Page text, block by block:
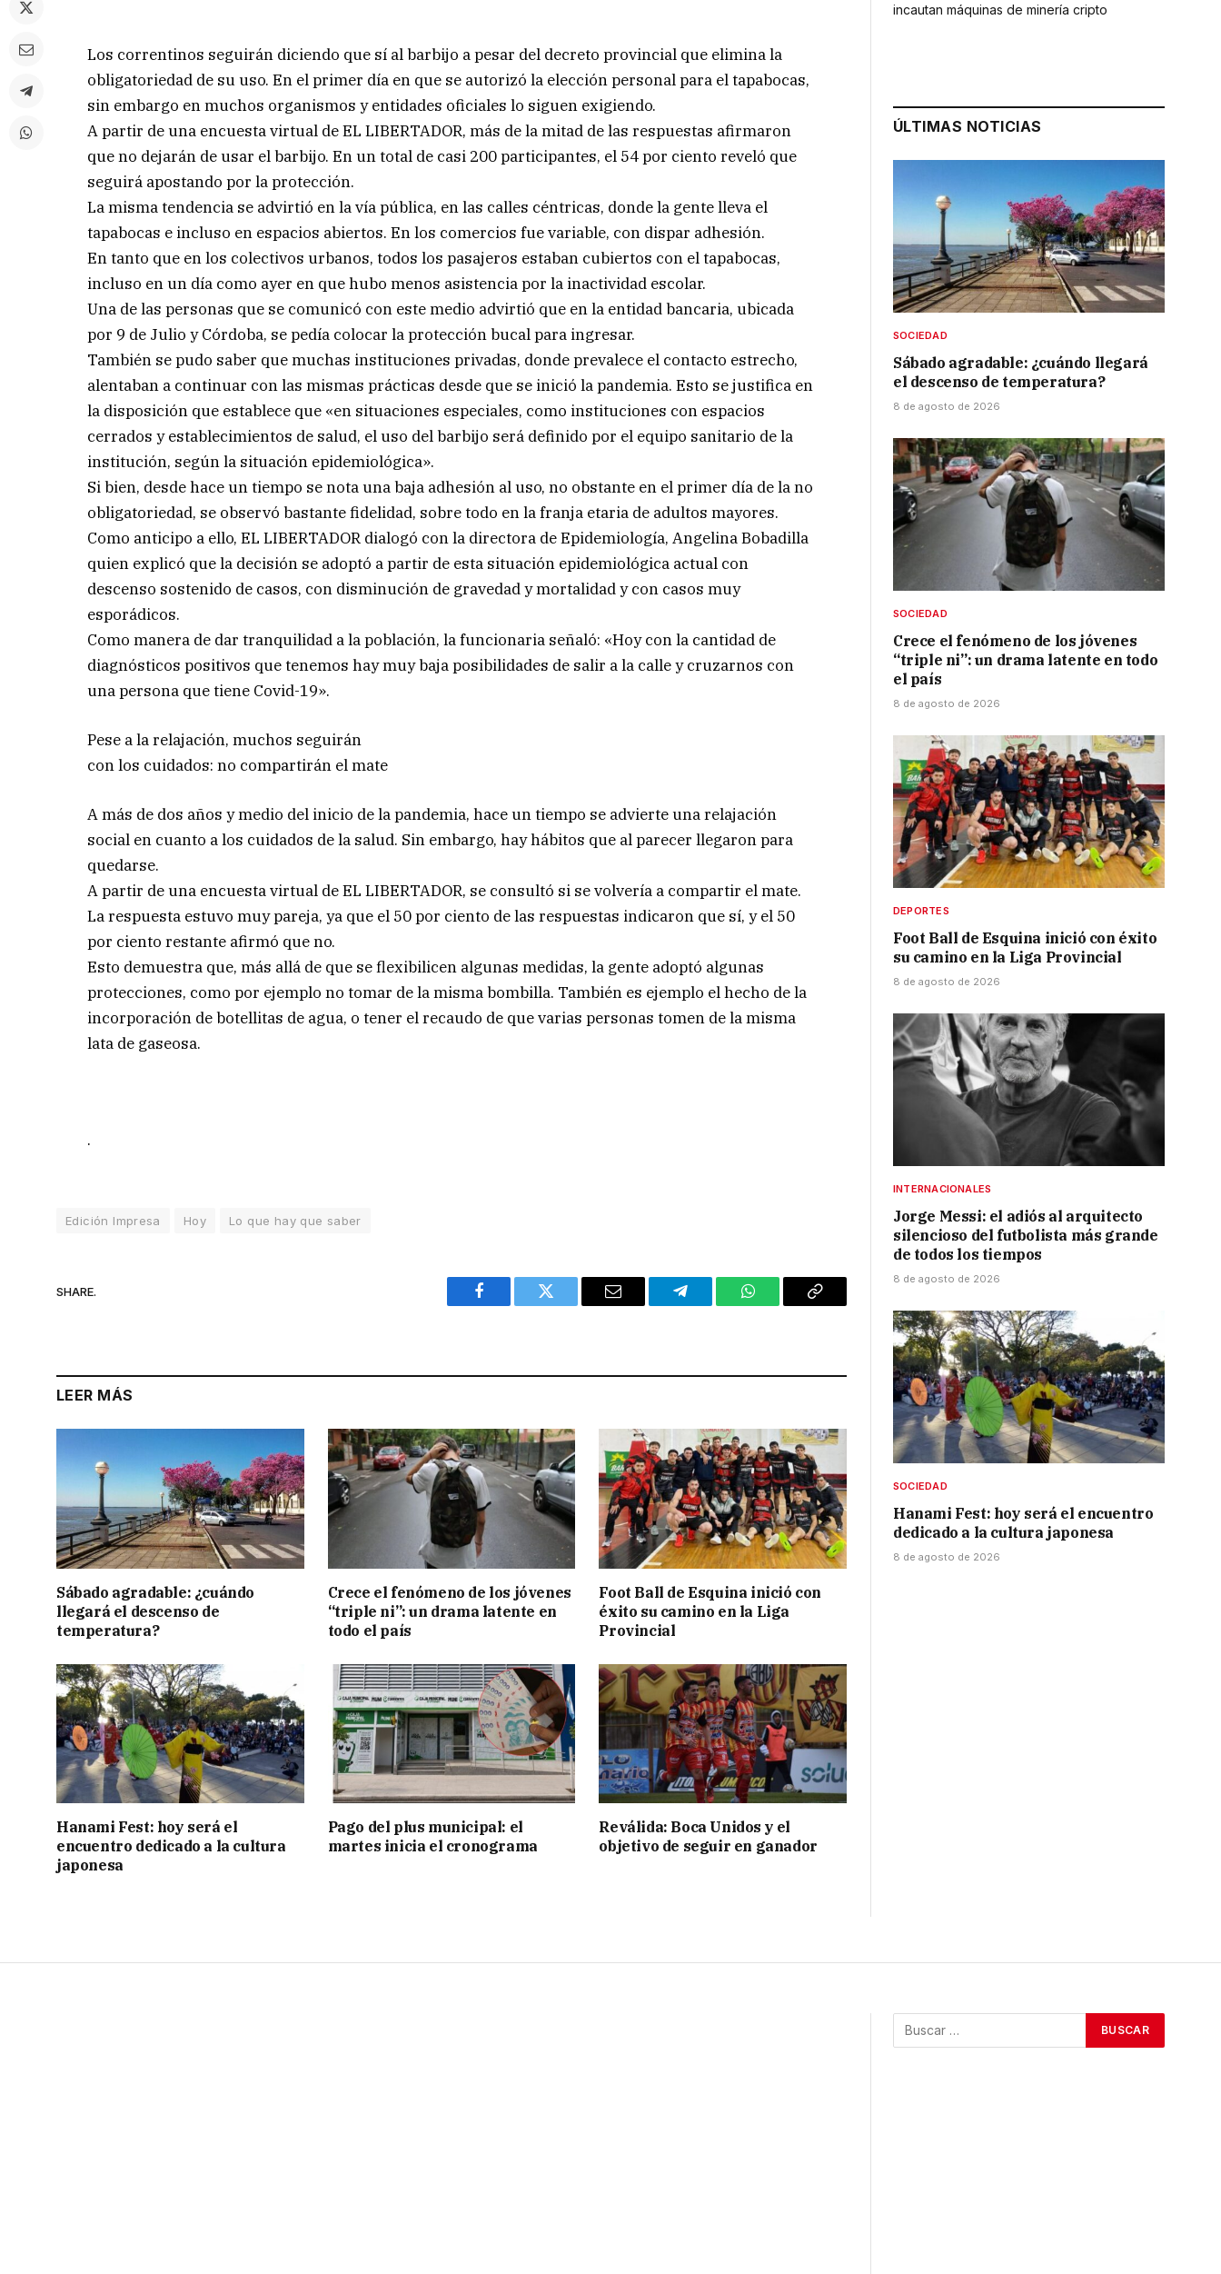
Los correntinos seguirán diciendo que sí al barbijo a pesar del decreto provincial que elimina la
obligatoriedad de su uso. En el primer día en que se autorizó la elección personal para el tapabocas,
sin embargo en muchos organismos y entidades oficiales lo siguen exigiendo.
A partir de una encuesta virtual de EL LIBERTADOR, más de la mitad de las respuestas afirmaron
que no dejarán de usar el barbijo. En un total de casi 200 participantes, el 54 por ciento reveló que
seguirá apostando por la protección.
La misma tendencia se advirtió en la vía pública, en las calles céntricas, donde la gente lleva el
tapabocas e incluso en espacios abiertos. En los comercios fue variable, con dispar adhesión.
En tanto que en los colectivos urbanos, todos los pasajeros estaban cubiertos con el tapabocas,
incluso en un día como ayer en que hubo menos asistencia por la inactividad escolar.
Una de las personas que se comunicó con este medio advirtió que en la entidad bancaria, ubicada
por 9 de Julio y Córdoba, se pedía colocar la protección bucal para ingresar.
También se pudo saber que muchas instituciones privadas, donde prevalece el contacto estrecho,
alentaban a continuar con las mismas prácticas desde que se inició la pandemia. Esto se justifica en
la disposición que establece que «en situaciones especiales, como instituciones con espacios
cerrados y establecimientos de salud, el uso del barbijo será definido por el equipo sanitario de la
institución, según la situación epidemiológica».
Si bien, desde hace un tiempo se nota una baja adhesión al uso, no obstante en el primer día de la no
obligatoriedad, se observó bastante fidelidad, sobre todo en la franja etaria de adultos mayores.
Como anticipo a ello, EL LIBERTADOR dialogó con la directora de Epidemiología, Angelina Bobadilla
quien explicó que la decisión se adoptó a partir de esta situación epidemiológica actual con
descenso sostenido de casos, con disminución de gravedad y mortalidad y con casos muy
esporádicos.
Como manera de dar tranquilidad a la población, la funcionaria señaló: «Hoy con la cantidad de
diagnósticos positivos que tenemos hay muy baja posibilidades de salir a la calle y cruzarnos con
una persona que tiene Covid-19».
Pese a la relajación, muchos seguirán
con los cuidados: no compartirán el mate
A más de dos años y medio del inicio de la pandemia, hace un tiempo se advierte una relajación
social en cuanto a los cuidados de la salud. Sin embargo, hay hábitos que al parecer llegaron para
quedarse.
A partir de una encuesta virtual de EL LIBERTADOR, se consultó si se volvería a compartir el mate.
La respuesta estuvo muy pareja, ya que el 50 por ciento de las respuestas indicaron que sí, y el 50
por ciento restante afirmó que no.
Esto demuestra que, más allá de que se flexibilicen algunas medidas, la gente adoptó algunas
protecciones, como por ejemplo no tomar de la misma bombilla. También es ejemplo el hecho de la
incorporación de botellitas de agua, o tener el recaudo de que varias personas tomen de la misma
lata de gaseosa.
.
Edición Impresa Hoy Lo que hay que saber
SHARE.
Facebook Twitter Email Telegram WhatsAppCopy
LEER MÁS
Sábado agradable: ¿cuándo
llegará el descenso de
temperatura?
Crece el fenómeno de los jóvenes
“triple ni”: un drama latente en
todo el país
Foot Ball de Esquina inició con
éxito su camino en la Liga
Provincial
Hanami Fest: hoy será el
encuentro dedicado a la cultura
japonesa
Pago del plus municipal: el
martes inicia el cronograma
Reválida: Boca Unidos y el
objetivo de seguir en ganador
incautan máquinas de minería cripto
ÚLTIMAS NOTICIAS
SOCIEDAD
Sábado agradable: ¿cuándo llegará
el descenso de temperatura?
8 de agosto de 2026
SOCIEDAD
Crece el fenómeno de los jóvenes
“triple ni”: un drama latente en todo
el país
8 de agosto de 2026
DEPORTES
Foot Ball de Esquina inició con éxito
su camino en la Liga Provincial
8 de agosto de 2026
INTERNACIONALES
Jorge Messi: el adiós al arquitecto
silencioso del futbolista más grande
de todos los tiempos
8 de agosto de 2026
SOCIEDAD
Hanami Fest: hoy será el encuentro
dedicado a la cultura japonesa
8 de agosto de 2026